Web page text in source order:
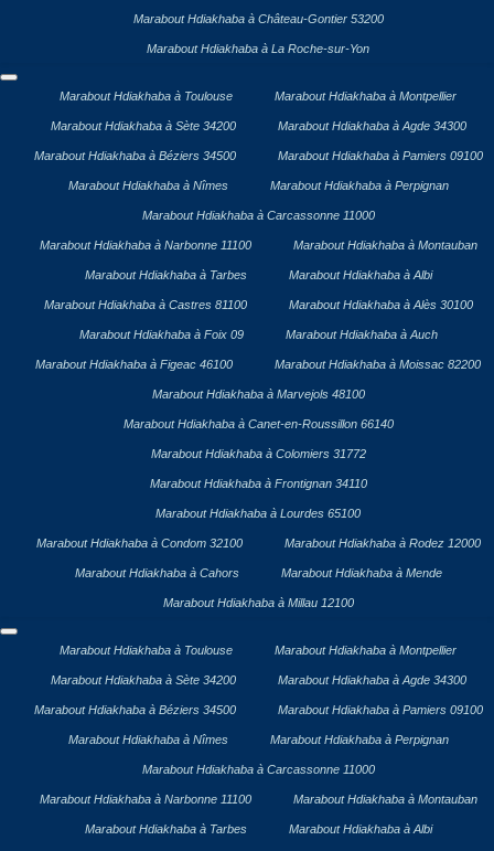
Marabout Hdiakhaba à Château-Gontier 53200
Marabout Hdiakhaba à La Roche-sur-Yon
Marabout Hdiakhaba à Toulouse Marabout Hdiakhaba à Montpellier
Marabout Hdiakhaba à Sète 34200 Marabout Hdiakhaba à Agde 34300
Marabout Hdiakhaba à Béziers 34500 Marabout Hdiakhaba à Pamiers 09100
Marabout Hdiakhaba à Nîmes Marabout Hdiakhaba à Perpignan
Marabout Hdiakhaba à Carcassonne 11000
Marabout Hdiakhaba à Narbonne 11100 Marabout Hdiakhaba à Montauban
Marabout Hdiakhaba à Tarbes Marabout Hdiakhaba à Albi
Marabout Hdiakhaba à Castres 81100 Marabout Hdiakhaba à Alès 30100
Marabout Hdiakhaba à Foix 09 Marabout Hdiakhaba à Auch
Marabout Hdiakhaba à Figeac 46100 Marabout Hdiakhaba à Moissac 82200
Marabout Hdiakhaba à Marvejols 48100
Marabout Hdiakhaba à Canet-en-Roussillon 66140
Marabout Hdiakhaba à Colomiers 31772
Marabout Hdiakhaba à Frontignan 34110
Marabout Hdiakhaba à Lourdes 65100
Marabout Hdiakhaba à Condom 32100 Marabout Hdiakhaba à Rodez 12000
Marabout Hdiakhaba à Cahors Marabout Hdiakhaba à Mende
Marabout Hdiakhaba à Millau 12100
Marabout Hdiakhaba à Toulouse Marabout Hdiakhaba à Montpellier
Marabout Hdiakhaba à Sète 34200 Marabout Hdiakhaba à Agde 34300
Marabout Hdiakhaba à Béziers 34500 Marabout Hdiakhaba à Pamiers 09100
Marabout Hdiakhaba à Nîmes Marabout Hdiakhaba à Perpignan
Marabout Hdiakhaba à Carcassonne 11000
Marabout Hdiakhaba à Narbonne 11100 Marabout Hdiakhaba à Montauban
Marabout Hdiakhaba à Tarbes Marabout Hdiakhaba à Albi